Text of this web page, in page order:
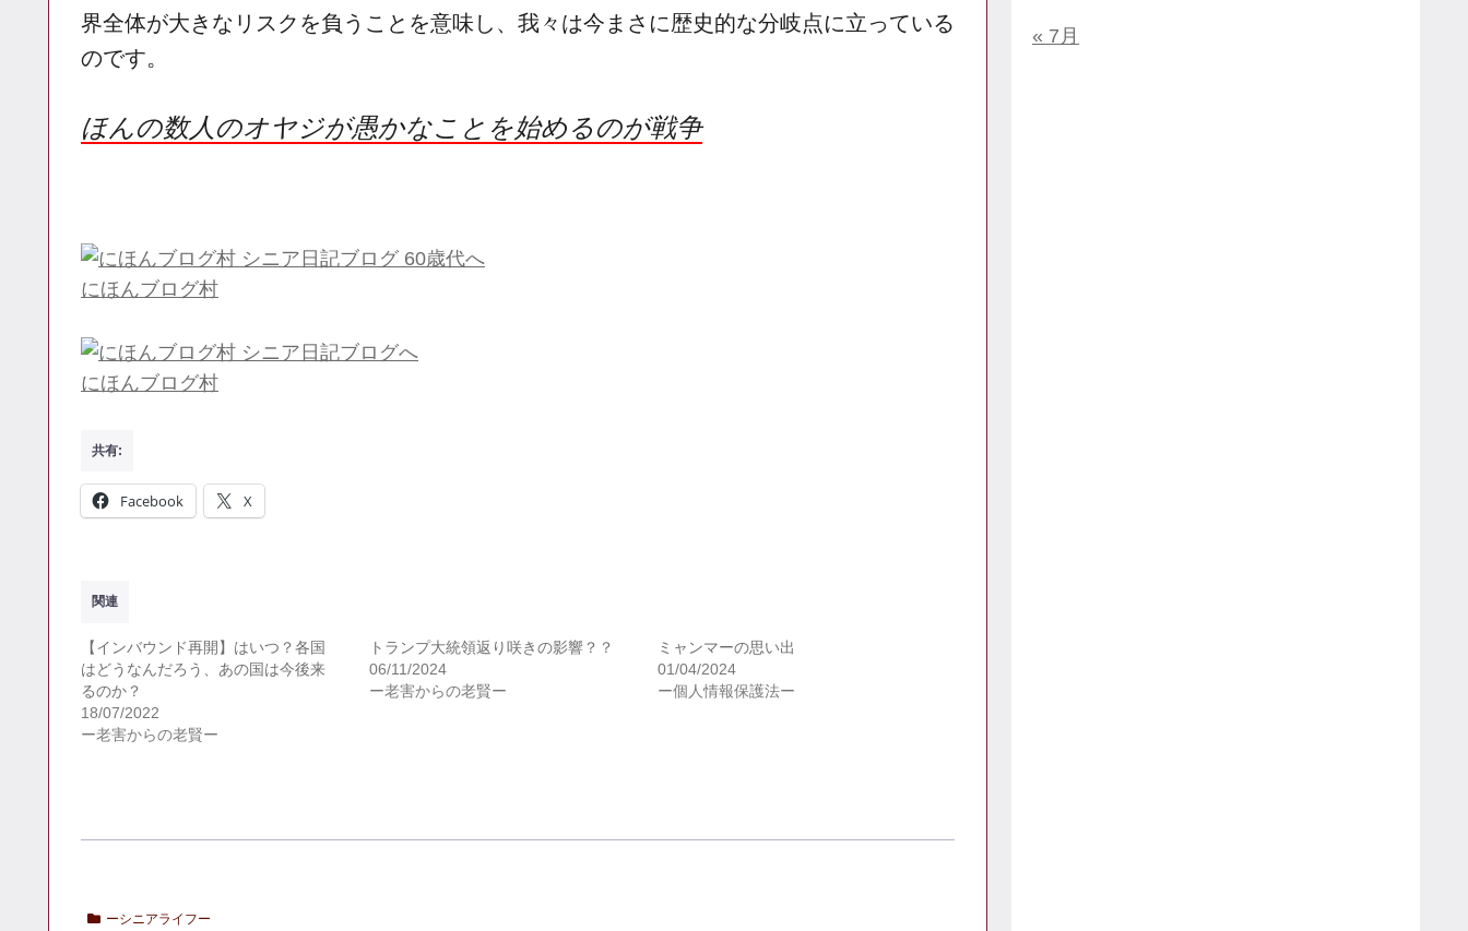
界全体が大きなリスクを負うことを意味し、我々は今まさに歴史的な分岐点に立っている
のです。
ほんの数人のオヤジが愚かなことを始めるのが戦争
にほんブログ村
にほんブログ村
共有:
Facebook X
関連
【インバウンド再開】はいつ？各国
はどうなんだろう、あの国は今後来
るのか？
18/07/2022
ー老害からの老賢ー
トランプ大統領返り咲きの影響？？
06/11/2024
ー老害からの老賢ー
ミャンマーの思い出
01/04/2024
ー個人情報保護法ー
ーシニアライフー
« 7月